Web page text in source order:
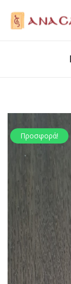
Προσφορά!